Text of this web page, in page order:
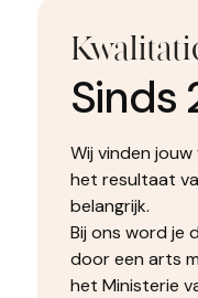
Sinds
Wij vinden
het resultaat
belangrijk.
Bij ons word je
door een arts
het Ministerie